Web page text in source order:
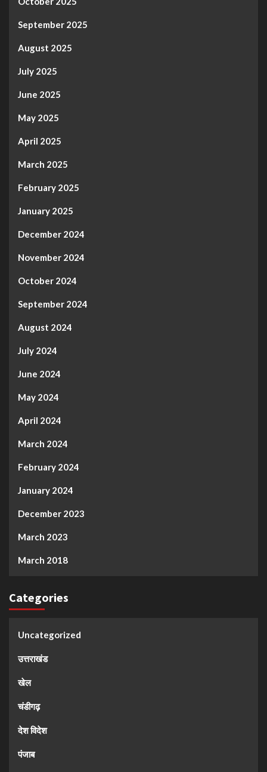
September 2025
August 2025
July 2025
June 2025
May 2025
April 2025
March 2025
February 2025
January 2025
December 2024
November 2024
October 2024
September 2024
August 2024
July 2024
June 2024
May 2024
April 2024
March 2024
February 2024
January 2024
December 2023
March 2023
March 2018
Categories
Uncategorized
उत्तराखंड
खेल
चंडीगढ़
देश विदेश
पंजाब